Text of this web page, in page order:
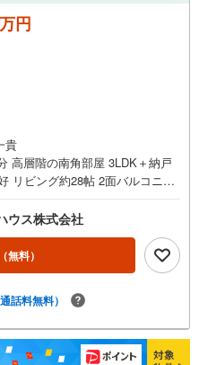
円
貴
高層階の南角部屋 3LDK＋納戸
リビング約28帖 2面バルコニー
サービスあり 即日ご内覧可能で
レブン唐湊店まで徒歩4分（約3
店まで徒歩5分（約330m）・
）・唐湊郵便局まで徒歩6分
店まで徒歩7分（約550m）・マ
徒歩9分（約700m）・鹿児島市
）・武中学校まで徒歩15分
なりたい物件があれば、遠慮な
ウス株式会社
（無料）
通話料無料）